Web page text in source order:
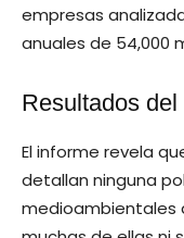
empresas
anuales de 54,000
Resultados del
El informe revela
detallan ninguna
medioambientales